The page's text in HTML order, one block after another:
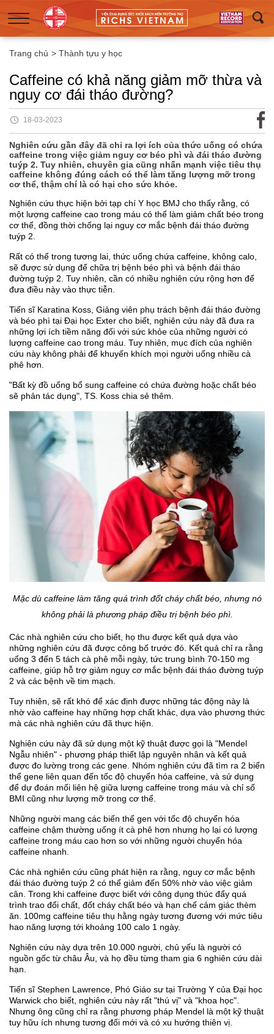
Trang chủ > Thành tựu y học
Caffeine có khả năng giảm mỡ thừa và
nguy cơ đái tháo đường?
18-03-2023
Nghiên cứu gần đây đã chỉ ra lợi ích của thức uống có chứa
caffeine trong việc giảm nguy cơ béo phì và đái tháo đường
tuýp 2. Tuy nhiên, chuyên gia cũng nhấn mạnh việc tiêu thụ
caffeine không đúng cách có thể làm tăng lượng mỡ trong
cơ thể, thậm chí là có hại cho sức khỏe.
Nghiên cứu thực hiện bởi tạp chí Y học BMJ cho thấy rằng, có
một lượng caffeine cao trong máu có thể làm giảm chất béo trong
cơ thể, đồng thời chống lại nguy cơ mắc bệnh đái tháo đường
tuýp 2.
Rất có thể trong tương lai, thức uống chứa caffeine, không calo,
sẽ được sử dụng để chữa trị bệnh béo phì và bệnh đái tháo
đường tuýp 2. Tuy nhiên, cần có nhiều nghiên cứu rộng hơn để
đưa điều này vào thực tiễn.
Tiến sĩ Karatina Koss, Giảng viên phụ trách bệnh đái tháo đường
và béo phì tại Đại học Exter cho biết, nghiên cứu này đã đưa ra
những lợi ích tiềm năng đối với sức khỏe của những người có
lượng caffeine cao trong máu. Tuy nhiên, mục đích của nghiên
cứu này không phải để khuyến khích mọi người uống nhiều cà
phê hơn.
"Bất kỳ đồ uống bổ sung caffeine có chứa đường hoặc chất béo
sẽ phản tác dụng", TS. Koss chia sẻ thêm.
Mặc dù caffeine làm tăng quá trình đốt cháy chất béo, nhưng nó
không phải là phương pháp điều trị bệnh béo phì.
Các nhà nghiên cứu cho biết, họ thu được kết quả dựa vào
những nghiên cứu đã được công bố trước đó. Kết quả chỉ ra rằng
uống 3 đến 5 tách cà phê mỗi ngày, tức trung bình 70-150 mg
caffeine, giúp hỗ trợ giảm nguy cơ mắc bệnh đái tháo đường tuýp
2 và các bệnh về tim mạch.
Tuy nhiên, sẽ rất khó để xác định được những tác động này là
nhờ vào caffeine hay những hợp chất khác, dựa vào phương thức
mà các nhà nghiên cứu đã thực hiện.
Nghiên cứu này đã sử dụng một kỹ thuật được gọi là "Mendel
Ngẫu nhiên" - phương pháp thiết lập nguyên nhân và kết quả
được đo lường trong các gene. Nhóm nghiên cứu đã tìm ra 2 biến
thể gene liên quan đến tốc độ chuyển hóa caffeine, và sử dụng
để dự đoán mối liên hệ giữa lượng caffeine trong máu và chỉ số
BMI cũng như lượng mỡ trong cơ thể.
Những người mang các biến thể gen với tốc độ chuyển hóa
caffeine chậm thường uống ít cà phê hơn nhưng họ lại có lượng
caffeine trong máu cao hơn so với những người chuyển hóa
caffeine nhanh.
Các nhà nghiên cứu cũng phát hiện ra rằng, nguy cơ mắc bệnh
đái tháo đường tuýp 2 có thể giảm đến 50% nhờ vào việc giảm
cân. Trong khi caffeine được biết với công dụng thúc đẩy quá
trình trao đổi chất, đốt cháy chất béo và hạn chế cảm giác thèm
ăn. 100mg caffeine tiêu thụ hằng ngày tương đương với mức tiêu
hao năng lượng tới khoảng 100 calo 1 ngày.
Nghiên cứu này dựa trên 10.000 người, chủ yếu là người có
nguồn gốc từ châu Âu, và họ đều từng tham gia 6 nghiên cứu dài
hạn.
Tiến sĩ Stephen Lawrence, Phó Giáo sư tại Trường Y của Đại học
Warwick cho biết, nghiên cứu này rất "thú vị" và "khoa học".
Nhưng ông cũng chỉ ra rằng phương pháp Mendel là một kỹ thuật
tuy hữu ích nhưng tương đối mới và có xu hướng thiên vị.